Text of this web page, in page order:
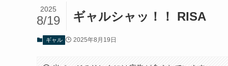
ギャルシャッ！！ RISA
2025
8/19
ギャル 2025年8月19日